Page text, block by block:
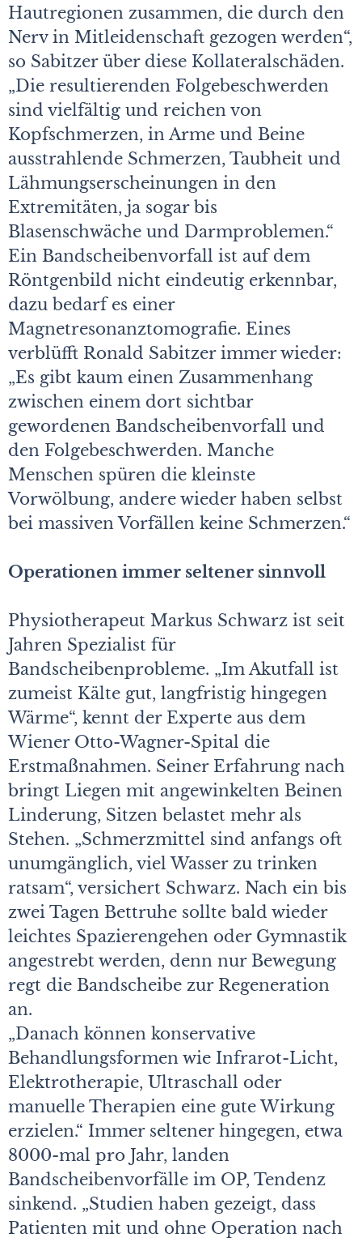
Hautregionen zusammen, die durch den
Nerv in Mitleidenschaft gezogen werden“,
so Sabitzer über diese Kollateralschäden.
„Die resultierenden Folgebeschwerden
sind vielfältig und reichen von
Kopfschmerzen, in Arme und Beine
ausstrahlende Schmerzen, Taubheit und
Lähmungserscheinungen in den
Extremitäten, ja sogar bis
Blasenschwäche und Darmproblemen.“
Ein Bandscheibenvorfall ist auf dem
Röntgenbild nicht eindeutig erkennbar,
dazu bedarf es einer
Magnetresonanztomografie. Eines
verblüfft Ronald Sabitzer immer wieder:
„Es gibt kaum einen Zusammenhang
zwischen einem dort sichtbar
gewordenen Bandscheibenvorfall und
den Folgebeschwerden. Manche
Menschen spüren die kleinste
Vorwölbung, andere wieder haben selbst
bei massiven Vorfällen keine Schmerzen.“
Operationen immer seltener sinnvoll
Physiotherapeut Markus Schwarz ist seit
Jahren Spezialist für
Bandscheibenprobleme. „Im Akutfall ist
zumeist Kälte gut, langfristig hingegen
Wärme“, kennt der Experte aus dem
Wiener Otto-Wagner-Spital die
Erstmaßnahmen. Seiner Erfahrung nach
bringt Liegen mit angewinkelten Beinen
Linderung, Sitzen belastet mehr als
Stehen. „Schmerzmittel sind anfangs oft
unumgänglich, viel Wasser zu trinken
ratsam“, versichert Schwarz. Nach ein bis
zwei Tagen Bettruhe sollte bald wieder
leichtes Spazierengehen oder Gymnastik
angestrebt werden, denn nur Bewegung
regt die Bandscheibe zur Regeneration
an.
„Danach können konservative
Behandlungsformen wie Infrarot-Licht,
Elektrotherapie, Ultraschall oder
manuelle Therapien eine gute Wirkung
erzielen.“ Immer seltener hingegen, etwa
8000-mal pro Jahr, landen
Bandscheibenvorfälle im OP, Tendenz
sinkend. „Studien haben gezeigt, dass
Patienten mit und ohne Operation nach